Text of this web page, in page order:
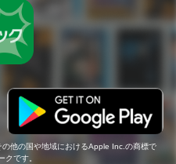
他の国や地域におけるApple Inc.の商標で
です。